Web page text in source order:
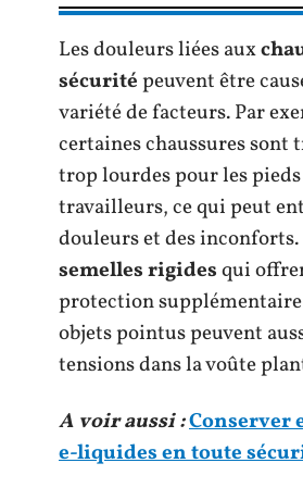
Les douleurs liées aux
sécuritépeuvent être
variété de facteurs. Par
certaines chaussures sont
trop lourdes pour les
travailleurs, ce qui peut
douleurs et des inconforts.
semelles rigidesqui
protection
objets pointus peuvent
tensions dans la voûte
A voir aussi :Conserver
e-liquides en toute